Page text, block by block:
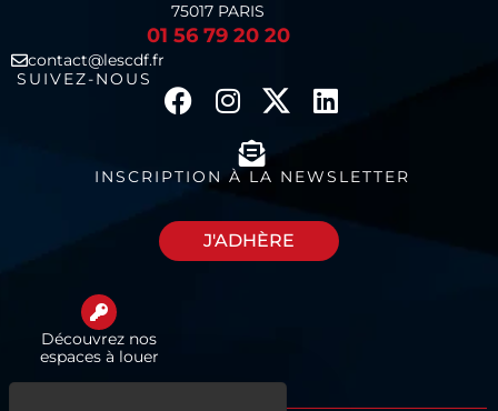
75017 PARIS
01 56 79 20 20
contact@lescdf.fr
SUIVEZ-NOUS
INSCRIPTION À LA NEWSLETTER
J'ADHÈRE
Découvrez nos
espaces à louer